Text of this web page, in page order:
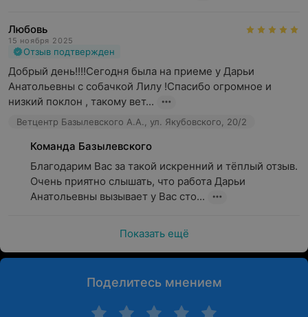
Любовь
15 ноября 2025
Отзыв подтвержден
Добрый день!!!!Сегодня была на приеме у Дарьи
Анатольевны с собачкой Лилу !Спасибо огромное и
низкий поклон , такому вет...
Ветцентр Базылевского А.А., ул. Якубовского, 20/2
Команда Базылевского
Благодарим Вас за такой искренний и тёплый отзыв.
Очень приятно слышать, что работа Дарьи
Анатольевны вызывает у Вас сто...
Показать ещё
Поделитесь мнением